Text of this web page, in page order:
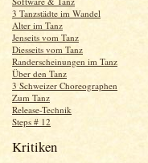
3 Tanzstädte im Wandel
Alter im Tanz
Jenseits vom Tanz
Diesseits vom Tanz
Randerscheinungen im Tanz
Über den Tanz
3 Schweizer Choreographen
Zum Tanz
Release-Technik
Steps # 12
Kritiken